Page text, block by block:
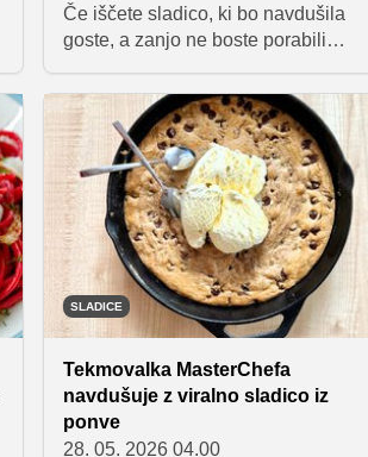
Če iščete sladico, ki bo navdušila
goste, a zanjo ne boste porabili
Nekdanja tekmovalka MasterChefa
Natalija Sebanc je pripravila
osvežilno poletno sladico v kozarcu,
v kateri se prepletajo okusi češenj,
bezga, maskarponejeve kreme in
hrustljavega drobljenca.
SLADICE
Tekmovalka MasterChefa
navdušuje z viralno sladico iz
ponve
28. 05. 2026 04.00